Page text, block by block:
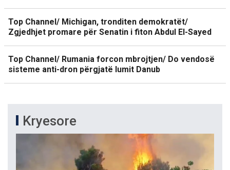
Top Channel/ Michigan, tronditen demokratët/
Zgjedhjet promare për Senatin i fiton Abdul El-Sayed
Top Channel/ Rumania forcon mbrojtjen/ Do vendosë
sisteme anti-dron përgjatë lumit Danub
Kryesore